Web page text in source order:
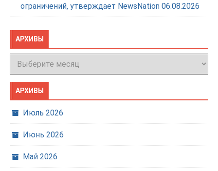
ограничений, утверждает NewsNation 06.08.2026
АРХИВЫ
Архивы
АРХИВЫ
Июль 2026
Июнь 2026
Май 2026